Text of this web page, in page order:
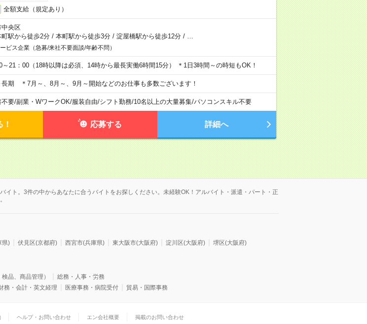
全額支給（規定あり）
中央区
駅から徒歩2分/ 本町駅から徒歩3分/ 淀屋橋駅から徒歩12分/
ビス企業（急募/来社不要面談/年齢不問）
～21：00（18時以降は必須、14時から最長実働6時間15分） ＊1日3時間～の時短もOK！
長期 ＊7月～、8月～、9月～開始などのお仕事も多数ございます！
不要/副業・WワークOK/服装自由/シフト勤務/10名以上の大量募集/パソコンスキル不要
応募する 詳細へ
ト。3件の中からあなたに合うバイトをお探しください。未経験OK！アルバイト・派遣・パート・正
県) 伏見区(京都府) 西宮市(兵庫県) 東大阪市(大阪府) 淀川区(大阪府) 堺区(大阪府)
品、商品管理）
総務・人事・労務
務・会計・英文経理 医療事務・病院受付 貿易・国際事務
ヘルプ・お問い合わせ エン会社概要 掲載のお問い合わせ